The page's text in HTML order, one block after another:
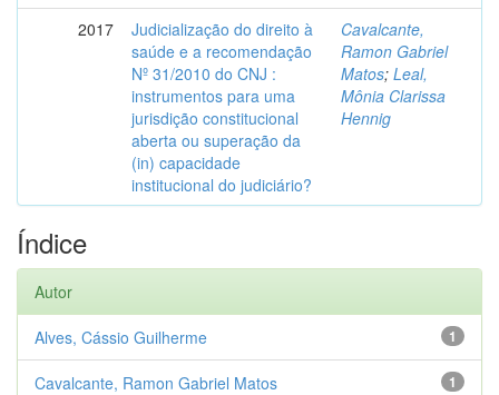
2017
Judicialização do direito à
saúde e a recomendação
Nº 31/2010 do CNJ :
instrumentos para uma
jurisdição constitucional
aberta ou superação da
(in) capacidade
institucional do judiciário?
Cavalcante,
Ramon Gabriel
Matos; Leal,
Mônia Clarissa
Hennig
Índice
Autor
1
Alves, Cássio Guilherme
1
Cavalcante, Ramon Gabriel Matos